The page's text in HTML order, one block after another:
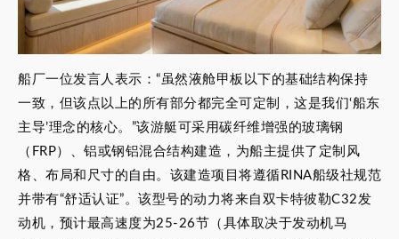
船厂一位发言人表示：“虽然液舱甲板以下的基础结构保持
一致，但该点以上的所有部分都完全可定制，这是我们‘船东
主导’理念的核心。”该游艇可采用碳纤维增强的玻璃钢
（FRP）、铝或钢铝混合结构建造，为船主提供了定制风
格、布局和尺寸的自由。该建造项目将遵循RINA船级社规范
并带有“舒适认证”。该型号的动力将来自双卡特彼勒C32发
动机，预计最高速度为25-26节（具体取决于发动机马